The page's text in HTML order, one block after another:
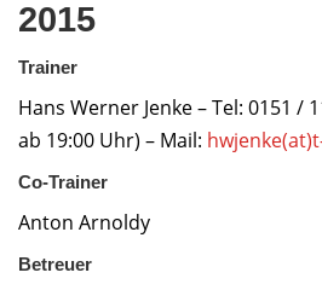
2015
Trainer
Hans Werner Jenke – Tel: 0151 /
ab 19:00 Uhr) – Mail:
Co-Trainer
Anton Arnoldy
Betreuer